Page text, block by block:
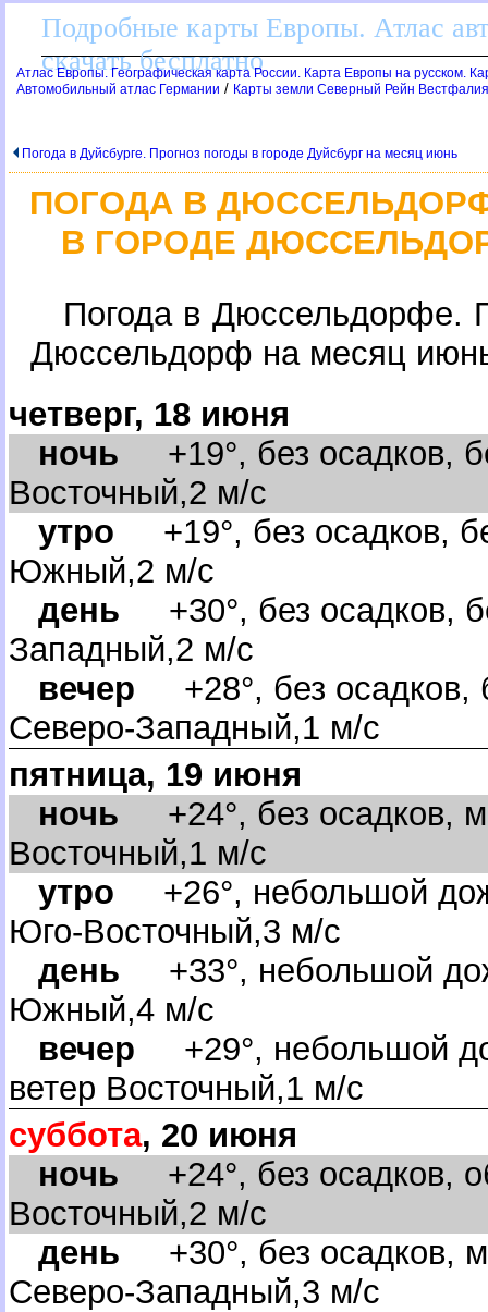
Подробные карты Европы. Атлас
скачать бесплатно
Атлас Европы. Географическая карта России. Карта Европы на русском.
Автомобильный атлас Германии / Карты земли Северный Рейн
Погода в Дуйсбурге. Прогноз погоды в городе Дуйсбург на месяц июнь
ПОГОДА В
ГОРОДЕ
Погода в Дюссельдорфе.
Дюссельдорф на месяц
четверг, 18 июня
ночь +19°, без осадков,
осточный,2 м/с
утро +19°, без осадков,
Южный,2 м/с
день +30°, без осадков,
Западный,2 м/с
ечер +28°, без осадков,
Северо-Западный,1 м/с
пятница, 19 июня
ночь +24°, без осадков,
осточный,1 м/с
утро +26°, небольшой
Юго-Восточный,3 м/с
день +33°, небольшой
Южный,4 м/с
ечер +29°, небольшой
етер Восточный,1 м/с
суббота, 20 июня
ночь +24°, без осадков,
осточный,2 м/с
день +30°, без осадков,
Северо-Западный,3 м/с